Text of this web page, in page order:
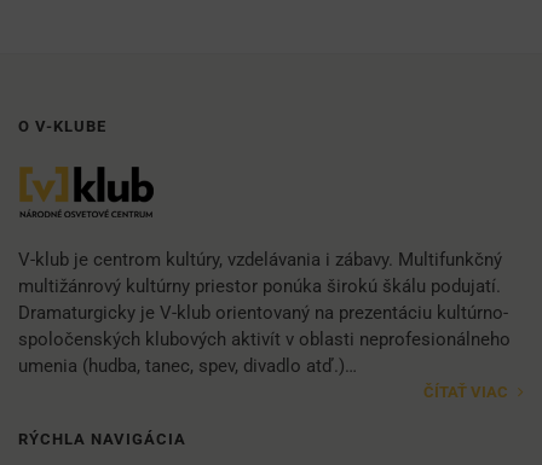
O V-KLUBE
V-klub je centrom kultúry, vzdelávania i zábavy. Multifunkčný
multižánrový kultúrny priestor ponúka širokú škálu podujatí.
Dramaturgicky je V-klub orientovaný na prezentáciu kultúrno-
spoločenských klubových aktivít v oblasti neprofesionálneho
umenia (hudba, tanec, spev, divadlo atď.)…
ČÍTAŤ VIAC
RÝCHLA NAVIGÁCIA